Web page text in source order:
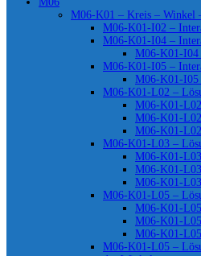
M06-K01 – Kreis – Winkel
M06-K01-I02 –
M06-K01-I04 –
M06-K01-I04
M06-K01-I05 –
M06-K01-I05
M06-K01-L02 –
M06-K01-
M06-K01-
M06-K01-
M06-K01-L03 –
M06-K01-
M06-K01-
M06-K01-
M06-K01-L05 –
M06-K01-
M06-K01-
M06-K01-
M06-K01-L05 –